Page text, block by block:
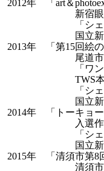
2012年 「art＆
新宿眼科画
「シェル美術
国立新美術
2013年 「第15回絵の
尾道市立美
「ワンダーシ
TWS本郷
「シェル美術
国立新美術
2014年 「トーキョ
入選作品展」
「シェル美術
国立新美術
2015年 「清須市第8
清須市はるひ